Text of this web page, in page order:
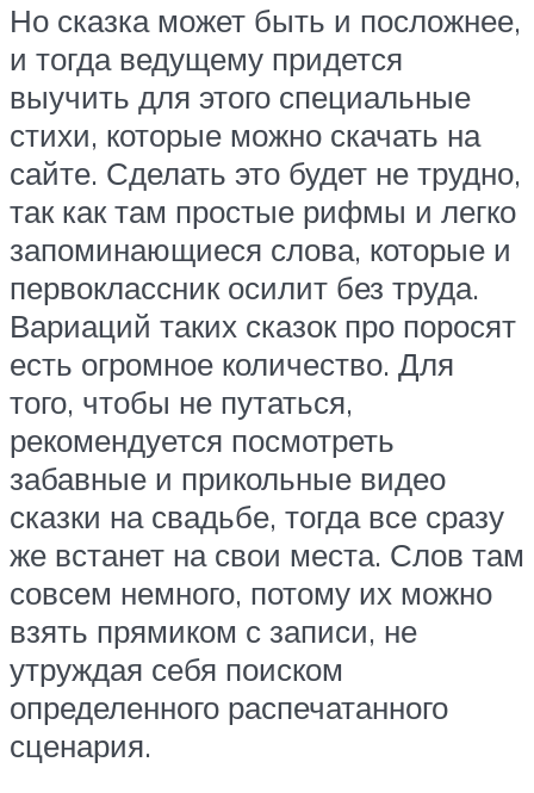
Но сказка может быть и посложнее,
и тогда ведущему придется
выучить для этого специальные
стихи, которые можно скачать на
сайте. Сделать это будет не трудно,
так как там простые рифмы и легко
запоминающиеся слова, которые и
первоклассник осилит без труда.
Вариаций таких сказок про поросят
есть огромное количество. Для
того, чтобы не путаться,
рекомендуется посмотреть
забавные и прикольные видео
сказки на свадьбе, тогда все сразу
же встанет на свои места. Слов там
совсем немного, потому их можно
взять прямиком с записи, не
утруждая себя поиском
определенного распечатанного
сценария.